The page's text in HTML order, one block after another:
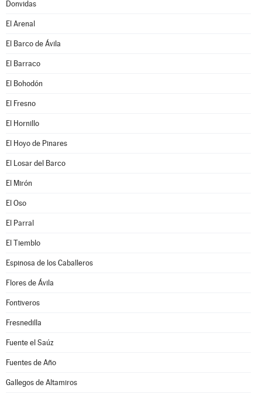
Donvidas
El Arenal
El Barco de Ávila
El Barraco
El Bohodón
El Fresno
El Hornillo
El Hoyo de Pinares
El Losar del Barco
El Mirón
El Oso
El Parral
El Tiemblo
Espinosa de los Caballeros
Flores de Ávila
Fontiveros
Fresnedilla
Fuente el Saúz
Fuentes de Año
Gallegos de Altamiros